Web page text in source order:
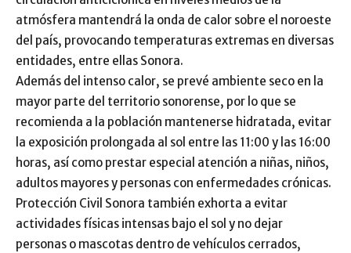
atmósfera mantendrá la onda de calor sobre el noroeste
del país, provocando temperaturas extremas en diversas
entidades, entre ellas Sonora.
Además del intenso calor, se prevé ambiente seco en la
mayor parte del territorio sonorense, por lo que se
recomienda a la población mantenerse hidratada, evitar
la exposición prolongada al sol entre las 11:00 y las 16:00
horas, así como prestar especial atención a niñas, niños,
adultos mayores y personas con enfermedades crónicas.
Protección Civil Sonora también exhorta a evitar
actividades físicas intensas bajo el sol y no dejar
personas o mascotas dentro de vehículos cerrados,